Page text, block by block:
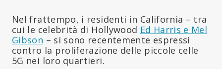
Nel frattempo, i residenti in California – tra
cui le celebrità di Hollywood Ed Harris e Mel
Gibson – si sono recentemente espressi
contro la proliferazione delle piccole celle
5G nei loro quartieri.